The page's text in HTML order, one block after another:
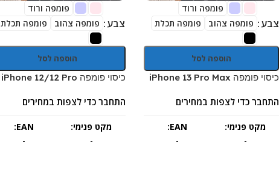
צבע
פומפה ורוד
פומפה צהוב
פומפה תכלת
הוספה לסל
כיסוי פומפה iPhone 13 Pro Max
התחבר כדי לצפות במחירים
מקט פנימי:
-
EAN:
-
צבע
פומפה ורוד
פומפה צהוב
פומפה תכלת
הוספה לסל
כיסוי פומפה iPhone 12/12 Pro
התחבר כדי לצפות במחירים
מקט פנימי:
-
EAN:
-